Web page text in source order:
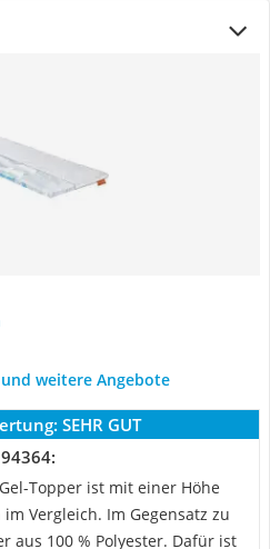
weitere Angebote
SEHR GUT
Topper ist mit einer Höhe
Vergleich. Im Gegensatz zu
aus 100 % Polyester. Dafür ist